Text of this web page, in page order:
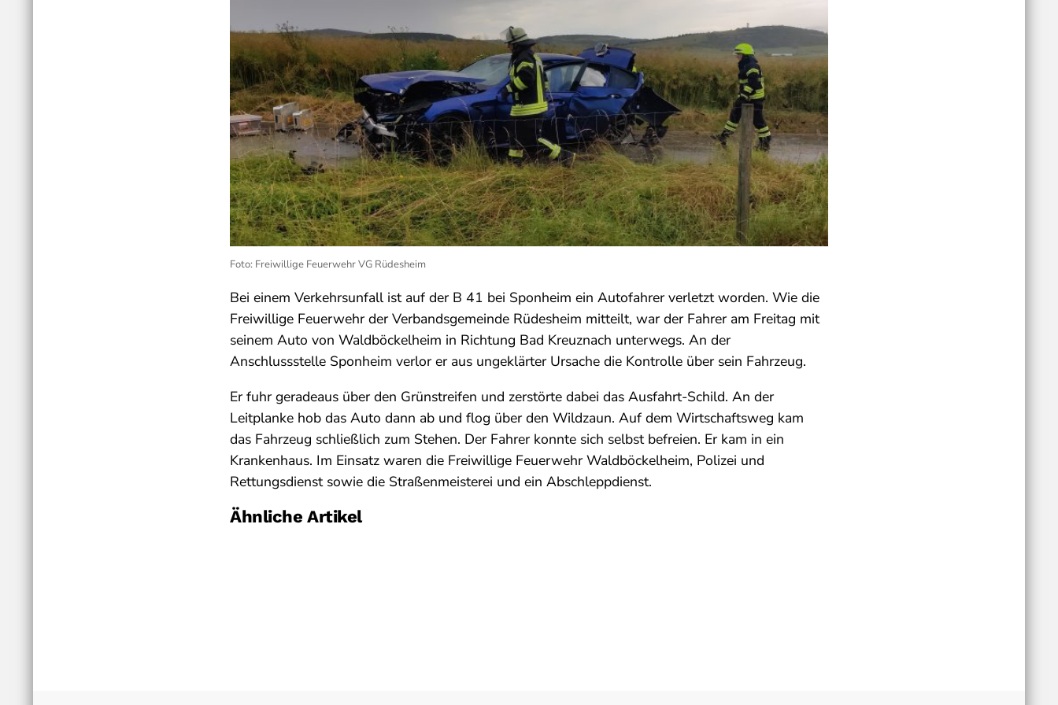
Foto: Freiwillige Feuerwehr VG Rüdesheim
Bei einem Verkehrsunfall ist auf der B 41 bei Sponheim ein Autofahrer verletzt worden. Wie die
Freiwillige Feuerwehr der Verbandsgemeinde Rüdesheim mitteilt, war der Fahrer am Freitag mit
seinem Auto von Waldböckelheim in Richtung Bad Kreuznach unterwegs. An der
Anschlussstelle Sponheim verlor er aus ungeklärter Ursache die Kontrolle über sein Fahrzeug.
Er fuhr geradeaus über den Grünstreifen und zerstörte dabei das Ausfahrt-Schild. An der
Leitplanke hob das Auto dann ab und flog über den Wildzaun. Auf dem Wirtschaftsweg kam
das Fahrzeug schließlich zum Stehen. Der Fahrer konnte sich selbst befreien. Er kam in ein
Krankenhaus. Im Einsatz waren die Freiwillige Feuerwehr Waldböckelheim, Polizei und
Rettungsdienst sowie die Straßenmeisterei und ein Abschleppdienst.
Ähnliche Artikel